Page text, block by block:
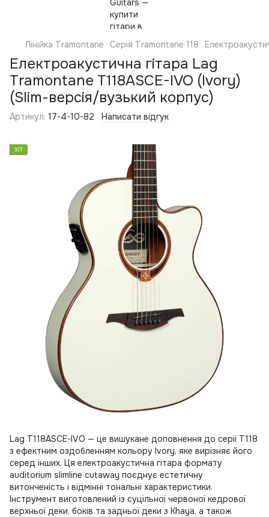
Лінійка Tramontane Серія Tramontane 118
Електроакустична гітара Lag
Tramontane T118ASCE-IVO (Ivory)
(Slim-версія/вузький корпус)
Артикул: 17-4-10-82 Написати відгук
ХІТ
Lag T118ASCE-IVO — це вишукане доповнення до серії T118
з ефектним оздобленням кольору Ivory, яке вирізняє його
серед інших. Ця електроакустична гітара формату
auditorium slimline cutaway поєднує естетичну
витонченість і відмінні тональні характеристики.
Інструмент виготовлений із суцільної червоної кедрової
верхньої деки, боків та задньої деки з Khaya, а також